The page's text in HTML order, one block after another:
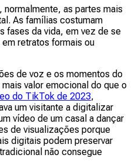
as partes mais
As famílias costumam
fases da vida, em vez de se
retratos formais ou
de voz e os momentos do
valor emocional do que o
do TikTok de 2023,
um visitante a digitalizar
vídeo de um casal a dançar
de visualizações porque
digitais podem preservar
não consegue